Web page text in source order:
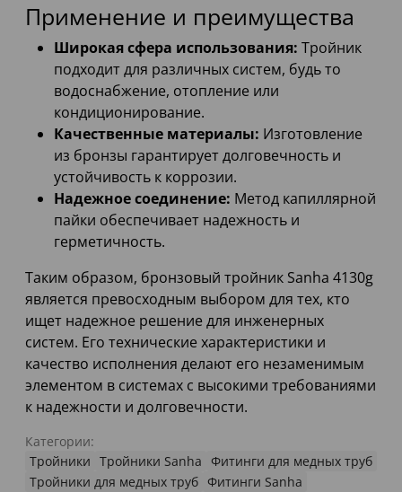
Применение и преимущества
Широкая сфера использования: Тройник
подходит для различных систем, будь то
водоснабжение, отопление или
кондиционирование.
Качественные материалы: Изготовление
из бронзы гарантирует долговечность и
устойчивость к коррозии.
Надежное соединение: Метод капиллярной
пайки обеспечивает надежность и
герметичность.
Таким образом, бронзовый тройник Sanha 4130g
является превосходным выбором для тех, кто
ищет надежное решение для инженерных
систем. Его технические характеристики и
качество исполнения делают его незаменимым
элементом в системах с высокими требованиями
к надежности и долговечности.
Категории:
Тройники Тройники Sanha Фитинги для медных труб
Тройники для медных труб Фитинги Sanha